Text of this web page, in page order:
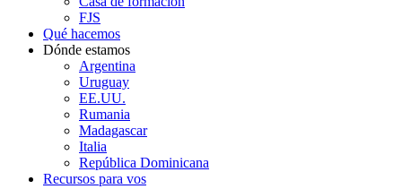
FJS
Qué hacemos
Dónde estamos
Argentina
Uruguay
EE.UU.
Rumania
Madagascar
Italia
República Dominicana
Recursos para vos